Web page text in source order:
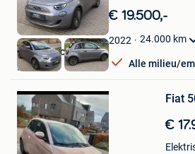
in
Mijn
Favorieten
€ 19.500,-
2022 24.000 km
Alle milieu/
Auto's Bulcke Bruno
Heist
in
Mijn
Favorieten
Fiat
€